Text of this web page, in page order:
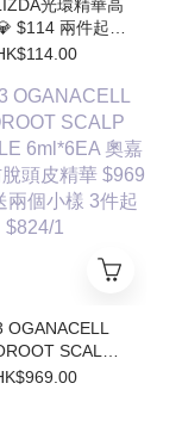
光環精華高
$114 兩件起
$102/1
OGANACELL
SCALP
6ml*6EA 奧